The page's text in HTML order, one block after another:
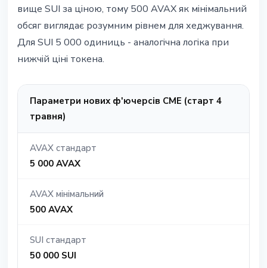
вище SUI за ціною, тому 500 AVAX як мінімальний
обсяг виглядає розумним рівнем для хеджування.
Для SUI 5 000 одиниць - аналогічна логіка при
нижчій ціні токена.
Параметри нових ф'ючерсів CME (старт 4
травня)
AVAX стандарт
5 000 AVAX
AVAX мінімальний
500 AVAX
SUI стандарт
50 000 SUI